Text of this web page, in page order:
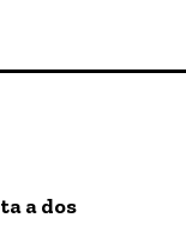
a dos